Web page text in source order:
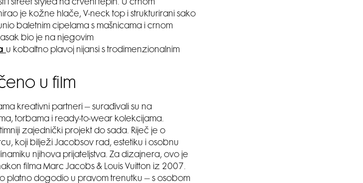
i street stylea na crveni tepih. U crnom
je kožne hlače, V-neck top i strukturirani sako
baletnim cipelama s mašnicama i crnom
bio je na njegovim
u kobaltno plavoj nijansi s trodimenzionalnim
u film
kreativni partneri – surađivali su na
torbama i ready-to-wear kolekcijama.
zajednički projekt do sada. Riječ je o
koji bilježi Jacobsov rad, estetiku i osobnu
njihova prijateljstva. Za dizajnera, ovo je
filma Marc Jacobs & Louis Vuitton iz 2007.
platno dogodio u pravom trenutku – s osobom